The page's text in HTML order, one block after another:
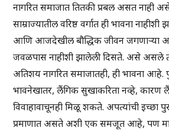
नागरित समाजात तितकी प्रबल असत नाही
साम्राज्यातील वरिष्ठ वर्गात ही भावना
आणि आजदेखील बौद्धिक जीवन जगणाऱ्या
जवळपास नाहीशी झालेली दिसते. असे असले
अतिशय नागरित समाजातही, ही भावना
भावनेखातर, लैंगिक सुखाकरिता नव्हे, कारण
विवाहावाचूनही मिळू शकते. अपत्यांची इच्छा
प्रमाणात असते अशी एक समजूत आहे, पण